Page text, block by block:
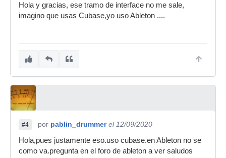
Hola y gracias, ese tramo de interface no me sale,
imagino que usas Cubase,yo uso Ableton ....
#4 por pablin_drummer el 12/09/2020
Hola,pues justamente eso.uso cubase.en Ableton no se
como va.pregunta en el foro de ableton a ver saludos